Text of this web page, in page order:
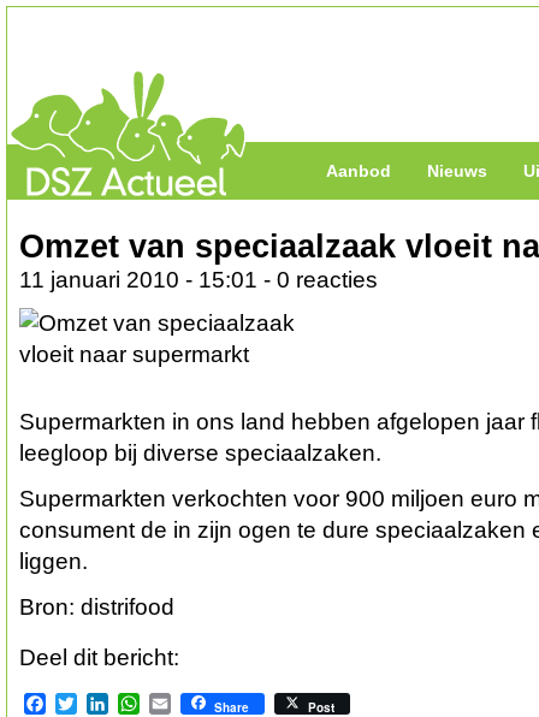
Aanbod Nieuws
Omzet van speciaalzaak vloeit
11 januari 2010 - 15:01 - 0 reacties
Supermarkten in ons land hebben afgelopen jaar
leegloop bij diverse speciaalzaken.
Supermarkten verkochten voor 900 miljoen euro
consument de in zijn ogen te dure speciaalzaken
liggen.
Bron: distrifood
Deel dit bericht:
Facebook
TwitterLinkedInWhatsApp
EmailShare Post